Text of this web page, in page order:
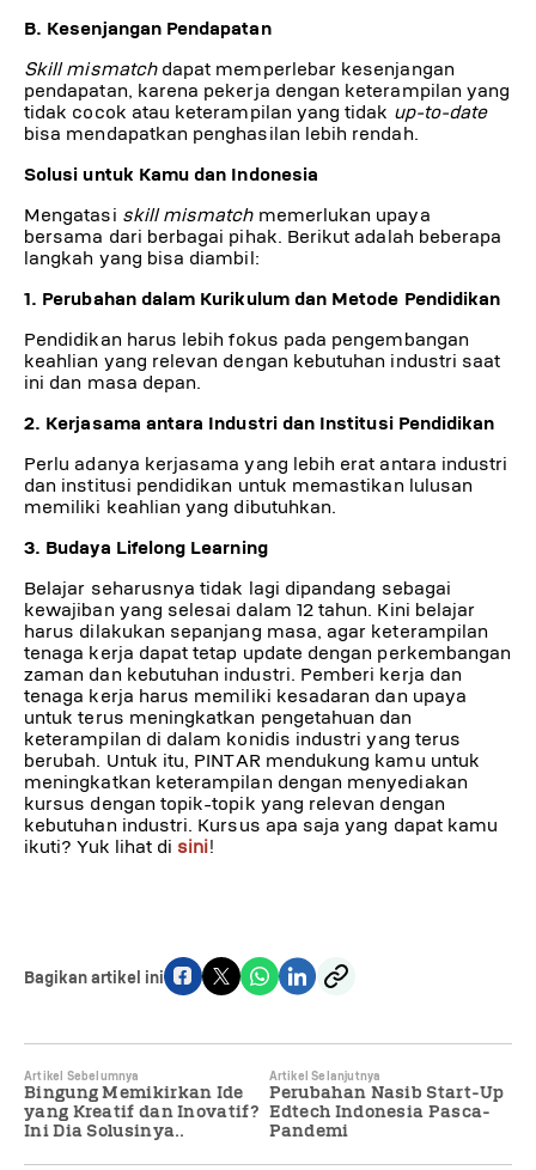
B. Kesenjangan Pendapatan
Skill mismatchdapat memperlebar kesenjangan
pendapatan, karena pekerja dengan keterampilan yang
tidak cocok atau keterampilan yang tidak up-to-date
bisa mendapatkan penghasilan lebih rendah.
Solusi untuk Kamu dan Indonesia
Mengatasi skill mismatchmemerlukan upaya
bersama dari berbagai pihak. Berikut adalah beberapa
langkah yang bisa diambil:
1. Perubahan dalam Kurikulum dan Metode Pendidikan
Pendidikan harus lebih fokus pada pengembangan
keahlian yang relevan dengan kebutuhan industri saat
ini dan masa depan.
2. Kerjasama antara Industri dan Institusi Pendidikan
Perlu adanya kerjasama yang lebih erat antara industri
dan institusi pendidikan untuk memastikan lulusan
memiliki keahlian yang dibutuhkan.
3. Budaya Lifelong Learning
Belajar seharusnya tidak lagi dipandang sebagai
kewajiban yang selesai dalam 12 tahun. Kini belajar
harus dilakukan sepanjang masa, agar keterampilan
tenaga kerja dapat tetap update dengan perkembangan
zaman dan kebutuhan industri. Pemberi kerja dan
tenaga kerja harus memiliki kesadaran dan upaya
untuk terus meningkatkan pengetahuan dan
keterampilan di dalam konidis industri yang terus
berubah. Untuk itu, PINTAR mendukung kamu untuk
meningkatkan keterampilan dengan menyediakan
kursus dengan topik-topik yang relevan dengan
kebutuhan industri. Kursus apa saja yang dapat kamu
ikuti? Yuk lihat di sini!
Bagikan artikel ini
Artikel Sebelumnya
Bingung Memikirkan Ide
yang Kreatif dan Inovatif?
Ini Dia Solusinya..
Artikel Selanjutnya
Perubahan Nasib Start-Up
Edtech Indonesia Pasca-
Pandemi